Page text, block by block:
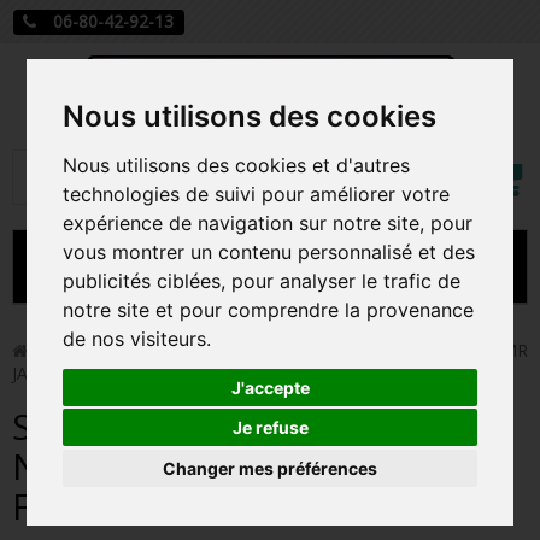
Nous utilisons des cookies
Nous utilisons des cookies et d'autres
technologies de suivi pour améliorer votre
expérience de navigation sur notre site, pour
vous montrer un contenu personnalisé et des
publicités ciblées, pour analyser le trafic de
notre site et pour comprendre la provenance
de nos visiteurs.
J'accepte
Je refuse
Changer mes préférences
06-80-42-92-13
Rechercher
Mon
MENU
CARTE A JOUER
PRÉCOMMANDE FIGURINES POP
FIGURINES POP MANGA
FIGURINES POP DISNEY
FIGURINES POP MARVEL
Funko Pop! > SNOWMAN JACK / L'ETRANGE NOEL DE MR
JACK / FIGURINE FUNKO POP
SNOWMAN JACK / L'ETRANGE
NOEL DE MR JACK / FIGURINE
FUNKO POP